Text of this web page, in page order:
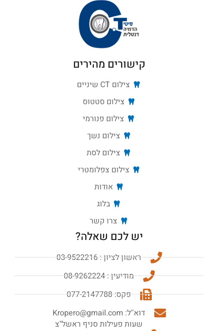
קישורים מהירים
צילום CT שיניים
צילום סטטוס
צילום פנורמי
צילום נשך
צילום לסת
צילום צפלומטרי
אודות
בלוג
צרו קשר
יש לכם שאלה?
ראשון לציון : 03-9522216
מודיעין : 08-9262224
פקס: 077-2147788
דוא''ל: Kropero@gmail.com
שעות פעילות סניף ראשל"צ